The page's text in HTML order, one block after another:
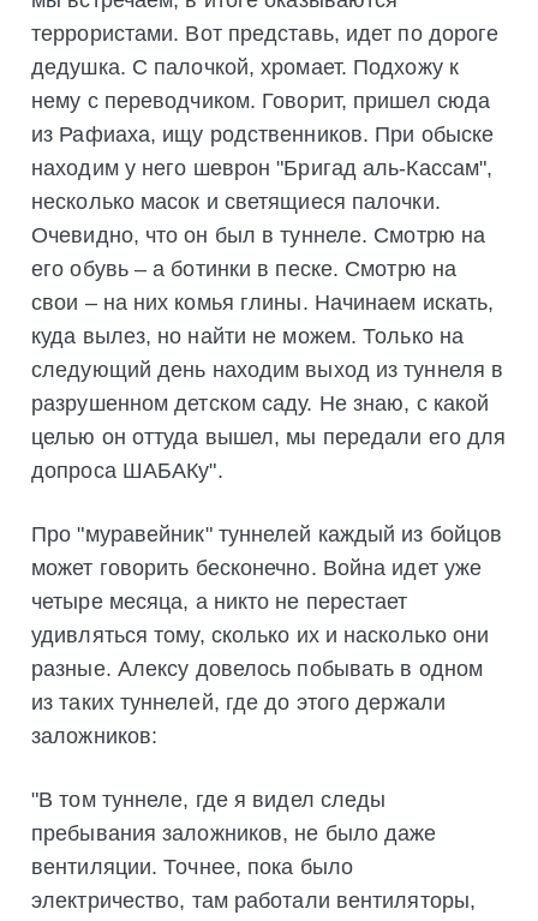
террористами. Вот представь, идет по дороге
дедушка. С палочкой, хромает. Подхожу к
нему с переводчиком. Говорит, пришел сюда
из Рафиаха, ищу родственников. При обыске
находим у него шеврон "Бригад аль-Кассам",
несколько масок и светящиеся палочки.
Очевидно, что он был в туннеле. Смотрю на
его обувь – а ботинки в песке. Смотрю на
свои – на них комья глины. Начинаем искать,
куда вылез, но найти не можем. Только на
следующий день находим выход из туннеля в
разрушенном детском саду. Не знаю, с какой
целью он оттуда вышел, мы передали его для
допроса ШАБАКу".
Про "муравейник" туннелей каждый из бойцов
может говорить бесконечно. Война идет уже
четыре месяца, а никто не перестает
удивляться тому, сколько их и насколько они
разные. Алексу довелось побывать в одном
из таких туннелей, где до этого держали
заложников:
"В том туннеле, где я видел следы
пребывания заложников, не было даже
вентиляции. Точнее, пока было
электричество, там работали вентиляторы,